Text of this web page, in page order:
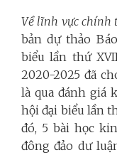
Về lĩnh vực chính
bản dự thảo
biểu lần thứ
2020-2025 đã
là qua đánh giá
hội đại biểu lần
đó, 5 bài học
đông đảo dư